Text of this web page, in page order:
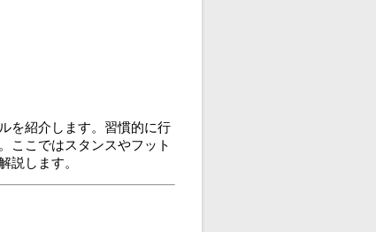
を紹介します。習慣的に行
ここではスタンスやフット
説します。